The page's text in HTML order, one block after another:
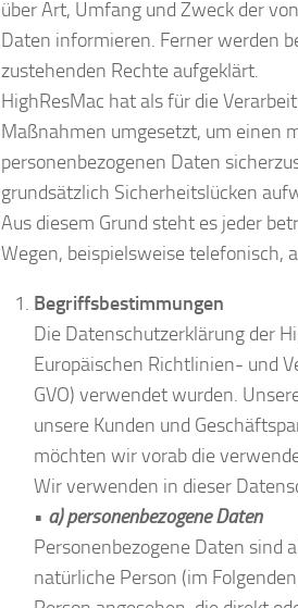
über Art, Umfang und Zweck der
Daten informieren. Ferner werden
zustehenden Rechte aufgeklärt.
HighResMac hat als für die
Maßnahmen umgesetzt, um einen
personenbezogenen Daten
grundsätzlich Sicherheitslücken
Aus diesem Grund steht es jeder
Wegen, beispielsweise telefonisch,
Begriffsbestimmungen
Die Datenschutzerklärung der
Europäischen Richtlinien- und
GVO) verwendet wurden.
unsere Kunden und
möchten wir vorab die
Wir verwenden in dieser
• a) personenbezogene Daten
Personenbezogene Daten sind
natürliche Person (im